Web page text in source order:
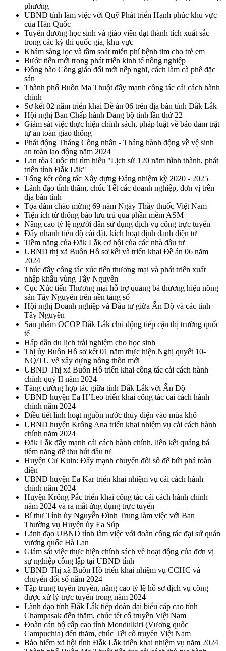
phương
UBND tỉnh làm việc với Quỹ Phát triển Hạnh phúc khu vực
của Hàn Quốc
Tuyên dương học sinh và giáo viên đạt thành tích xuất sắc
trong các kỳ thi quốc gia, khu vực
Khám sàng lọc và tầm soát miễn phí bệnh tim cho trẻ em
Bước tiến mới trong phát triển kinh tế nông nghiệp
Đồng bào Công giáo đổi mới nếp nghĩ, cách làm cà phê đặc
sản
Thành phố Buôn Ma Thuột đẩy mạnh công tác cải cách hành
chính
Sơ kết 02 năm triển khai Đề án 06 trên địa bàn tỉnh Đắk Lắk
Hội nghị Ban Chấp hành Đảng bộ tỉnh lần thứ 22
Giám sát việc thực hiện chính sách, pháp luật về bảo đảm trật
tự an toàn giao thông
Phát động Tháng Công nhân - Tháng hành động về vệ sinh
an toàn lao động năm 2024
Lan tỏa Cuộc thi tìm hiểu "Lịch sử 120 năm hình thành, phát
triển tỉnh Đắk Lắk"
Tổng kết công tác Xây dựng Đảng nhiệm kỳ 2020 - 2025
Lãnh đạo tỉnh thăm, chúc Tết các doanh nghiệp, đơn vị trên
địa bàn tỉnh
Tọa đàm chào mừng 69 năm Ngày Thầy thuốc Việt Nam
Tiện ích từ thông báo lưu trú qua phần mềm ASM
Nâng cao tỷ lệ người dân sử dụng dịch vụ công trực tuyến
Đẩy nhanh tiến độ cài đặt, kích hoạt định danh điện tử
Tiềm năng của Đắk Lắk cơ hội của các nhà đầu tư
UBND thị xã Buôn Hồ sơ kết và triển khai Đề án 06 năm
2024
Thúc đẩy công tác xúc tiến thương mại và phát triển xuất
nhập khẩu vùng Tây Nguyên
Cục Xúc tiến Thương mại hỗ trợ quảng bá thương hiệu nông
sản Tây Nguyên trên nền tảng số
Hội nghị Doanh nghiệp và Đầu tư giữa Ấn Độ và các tỉnh
Tây Nguyên
Sản phẩm OCOP Đắk Lắk chủ động tiếp cận thị trường quốc
tế
Hấp dẫn du lịch trải nghiệm cho học sinh
Thị ủy Buôn Hồ sơ kết 01 năm thực hiện Nghị quyết 10-
NQ/TU về xây dựng nông thôn mới
UBND Thị xã Buôn Hồ triển khai công tác cải cách hành
chính quý II năm 2024
Tăng cường hợp tác giữa tỉnh Đắk Lắk với Ấn Độ
UBND huyện Ea H’Leo triển khai công tác cải cách hành
chính năm 2024
Điều tiết linh hoạt nguồn nước thủy điện vào mùa khô
UBND huyện Krông Ana triển khai nhiệm vụ cải cách hành
chính năm 2024
Đắk Lắk đẩy mạnh cải cách hành chính, liên kết quảng bá
tiềm năng để thu hút đầu tư
Huyện Cư Kuin: Đẩy mạnh chuyển đổi số để bứt phá toàn
diện
UBND huyện Ea Kar triển khai nhiệm vụ cải cách hành
chính năm 2024
Huyện Krông Pắc triển khai công tác cải cách hành chính
năm 2024 và ra mắt ứng dụng trực tuyến
Bí thư Tỉnh ủy Nguyễn Đình Trung làm việc với Ban
Thường vụ Huyện ủy Ea Súp
Lãnh đạo UBND tỉnh làm việc với đoàn công tác đại sứ quán
vương quốc Hà Lan
Giám sát việc thực hiện chính sách về hoạt động của đơn vị
sự nghiệp công lập tại UBND tỉnh
UBND Thị xã Buôn Hồ triển khai nhiệm vụ CCHC và
chuyển đổi số năm 2024
Tập trung tuyên truyền, nâng cao tỷ lệ hồ sơ dịch vụ công
được xử lý trực tuyến trong năm 2024
Lãnh đạo tỉnh Đắk Lắk tiếp đoàn đại biểu cấp cao tỉnh
Champasak đến thăm, chúc tết cổ truyền Việt Nam
Đoàn cán bộ cấp cao tỉnh Mondulkiri (Vương quốc
Campuchia) đến thăm, chúc Tết cổ truyền Việt Nam
Bảo hiểm xã hội tỉnh Đắk Lắk triển khai nhiệm vụ năm 2024